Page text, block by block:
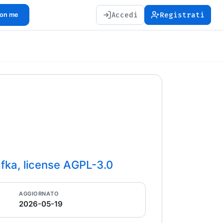
Accedi Registrati
me
license AGPL-3.0
AGGIORNATO
2026-05-19